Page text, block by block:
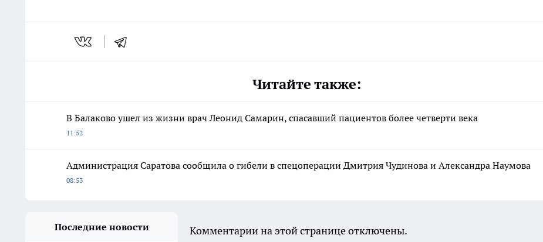
Читайте также:
В Балаково ушел из жизни врач Леонид Самарин, спасавший пациентов более четверти века
11:52
Администрация Саратова сообщила о гибели в спецоперации Дмитрия Чудинова и Александра Наумова
08:53
Последние новости Комментарии на этой странице отключены.